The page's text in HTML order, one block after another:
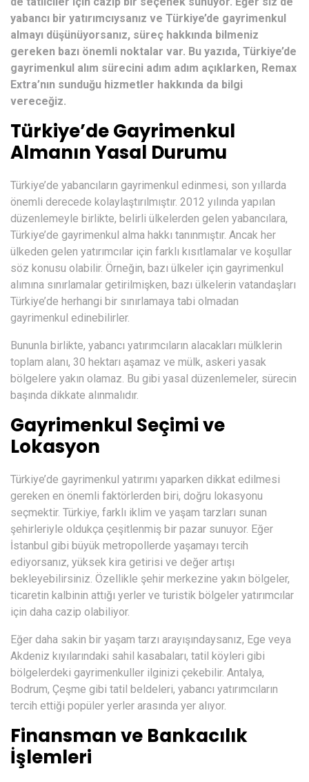
yabancı bir yatırımcıysanız ve Türkiye’de gayrimenkul
almayı düşünüyorsanız, süreç hakkında bilmeniz
gereken bazı önemli noktalar var. Bu yazıda, Türkiye’de
gayrimenkul alım sürecini adım adım açıklarken, Remax
Extra’nın sunduğu hizmetler hakkında da bilgi
vereceğiz.
Türkiye’de Gayrimenkul
Almanın Yasal Durumu
Türkiye’de yabancıların gayrimenkul edinmesi, son yıllarda
önemli derecede kolaylaştırılmıştır. 2012 yılında yapılan
düzenlemeyle birlikte, belirli ülkelerden gelen yabancılara,
Türkiye’de gayrimenkul alma hakkı tanınmıştır. Ancak her
ülkeden gelen yatırımcılar için farklı kısıtlamalar ve koşullar
söz konusu olabilir. Örneğin, bazı ülkeler için gayrimenkul
alımına sınırlamalar getirilmişken, bazı ülkelerin vatandaşları
Türkiye’de herhangi bir sınırlamaya tabi olmadan
gayrimenkul edinebilirler.
Bununla birlikte, yabancı yatırımcıların alacakları mülklerin
toplam alanı, 30 hektarı aşamaz ve mülk, askeri yasak
bölgelere yakın olamaz. Bu gibi yasal düzenlemeler, sürecin
başında dikkate alınmalıdır.
Gayrimenkul Seçimi ve
Lokasyon
Türkiye’de gayrimenkul yatırımı yaparken dikkat edilmesi
gereken en önemli faktörlerden biri, doğru lokasyonu
seçmektir. Türkiye, farklı iklim ve yaşam tarzları sunan
şehirleriyle oldukça çeşitlenmiş bir pazar sunuyor. Eğer
İstanbul gibi büyük metropollerde yaşamayı tercih
ediyorsanız, yüksek kira getirisi ve değer artışı
bekleyebilirsiniz. Özellikle şehir merkezine yakın bölgeler,
ticaretin kalbinin attığı yerler ve turistik bölgeler yatırımcılar
için daha cazip olabiliyor.
Eğer daha sakin bir yaşam tarzı arayışındaysanız, Ege veya
Akdeniz kıyılarındaki sahil kasabaları, tatil köyleri gibi
bölgelerdeki gayrimenkuller ilginizi çekebilir. Antalya,
Bodrum, Çeşme gibi tatil beldeleri, yabancı yatırımcıların
tercih ettiği popüler yerler arasında yer alıyor.
Finansman ve Bankacılık
İşlemleri